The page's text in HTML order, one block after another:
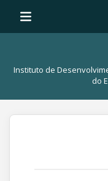
Instituto de
do